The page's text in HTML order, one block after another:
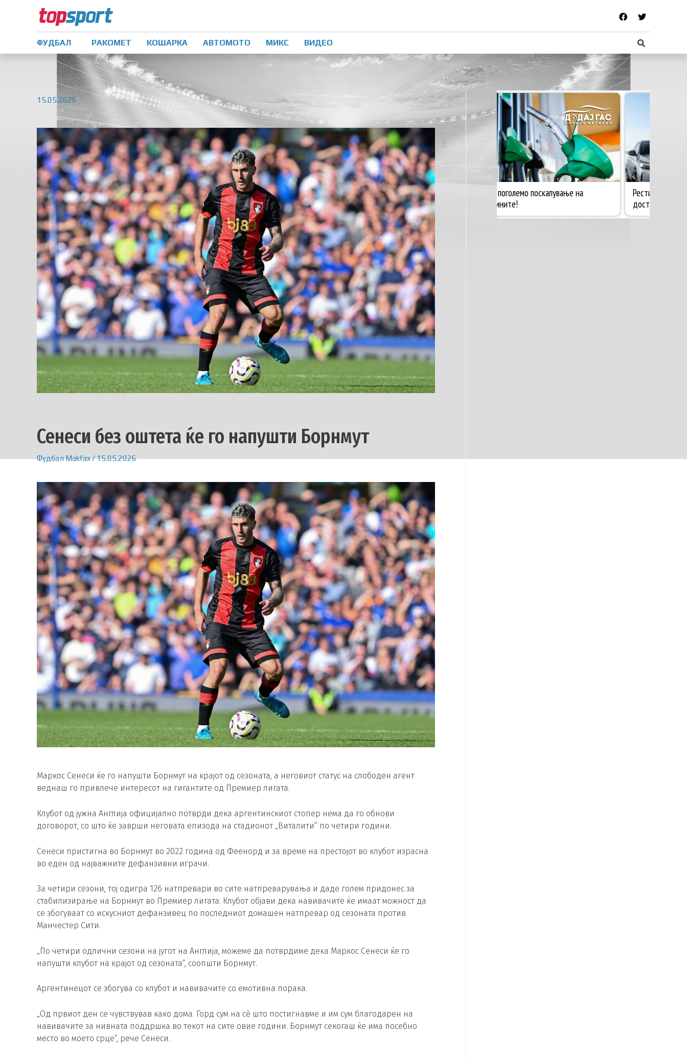
ФУДБАЛ РАКОМЕТ КОШАРКА АВТОМОТО МИКС ВИДЕО
15.05.2026
Сенеси без оштета ќе го напушти Борнмут
ФудбалMakfax/15.05.2026
Маркос Сенеси ќе го напушти Борнмут на крајот од сезоната, а неговиот статус на слободен агент
веднаш го привлече интересот на гигантите од Премиер лигата.
Клубот од јужна Англија официјално потврди дека аргентинскиот стопер нема да го обнови
договорот, со што ќе заврши неговата епизода на стадионот „Виталити“ по четири години.
Сенеси пристигна во Борнмут во 2022 година од Феенорд и за време на престојот во клубот израсна
во еден од најважните дефанзивни играчи.
За четири сезони, тој одигра 126 натпревари во сите натпреварувања и даде голем придонес за
стабилизирање на Борнмут во Премиер лигата. Клубот објави дека навивачите ќе имаат можност да
се збогуваат со искусниот дефанзивец по последниот домашен натпревар од сезоната против
Манчестер Сити.
„По четири одлични сезони на југот на Англија, можеме да потврдиме дека Маркос Сенеси ќе го
напушти клубот на крајот од сезоната“, соопшти Борнмут.
Аргентинецот се збогува со клубот и навивачите со емотивна порака.
„Од првиот ден се чувствував како дома. Горд сум на сè што постигнавме и им сум благодарен на
навивачите за нивната поддршка во текот на сите овие години. Борнмут секогаш ќе има посебно
место во моето срце“, рече Сенеси.